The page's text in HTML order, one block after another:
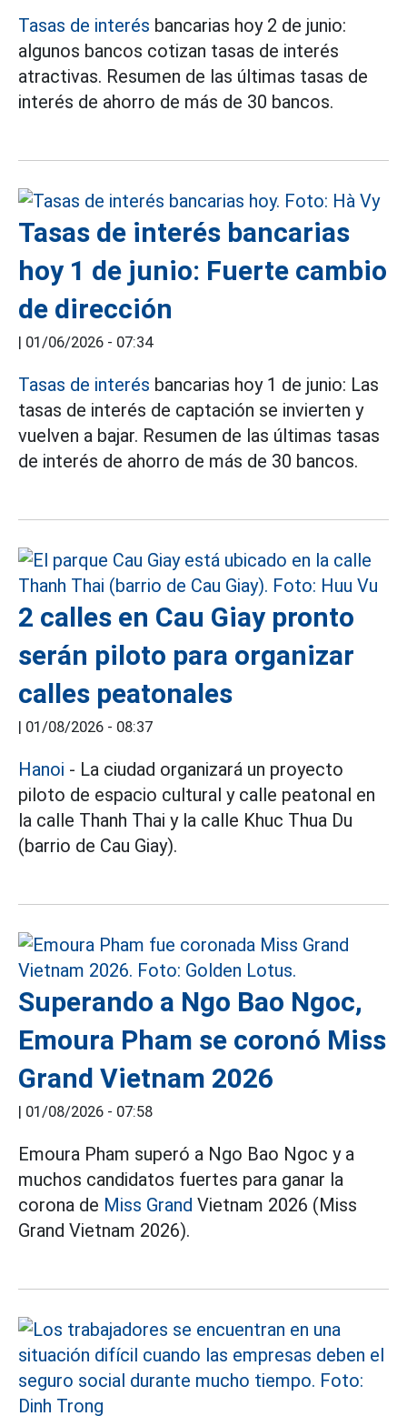
Tasas de interés bancarias hoy 2 de junio:
algunos bancos cotizan tasas de interés
atractivas. Resumen de las últimas tasas de
interés de ahorro de más de 30 bancos.
Tasas de interés bancarias
hoy 1 de junio: Fuerte cambio
de dirección
| 01/06/2026 - 07:34
Tasas de interés bancarias hoy 1 de junio: Las
tasas de interés de captación se invierten y
vuelven a bajar. Resumen de las últimas tasas
de interés de ahorro de más de 30 bancos.
2 calles en Cau Giay pronto
serán piloto para organizar
calles peatonales
| 01/08/2026 - 08:37
Hanoi - La ciudad organizará un proyecto
piloto de espacio cultural y calle peatonal en
la calle Thanh Thai y la calle Khuc Thua Du
(barrio de Cau Giay).
Superando a Ngo Bao Ngoc,
Emoura Pham se coronó Miss
Grand Vietnam 2026
| 01/08/2026 - 07:58
Emoura Pham superó a Ngo Bao Ngoc y a
muchos candidatos fuertes para ganar la
corona de Miss Grand Vietnam 2026 (Miss
Grand Vietnam 2026).